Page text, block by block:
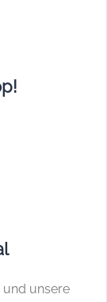
und unsere